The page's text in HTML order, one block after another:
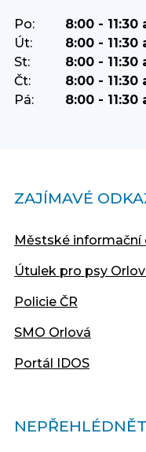
Po:
8:00 - 11:30
Út:
8:00 - 11:30
St:
8:00 - 11:30
Čt:
8:00 - 11:30
Pá:
8:00 - 11:30
ZAJÍMAVÉ
Městské informační
Útulek pro psy
Policie ČR
SMO Orlová
Portál IDOS